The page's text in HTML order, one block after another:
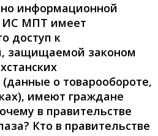
информационной
ИС МПТ имеет
доступ к
защищаемой законом
о товарообороте,
имеют граждане
в правительстве
Кто в правительстве